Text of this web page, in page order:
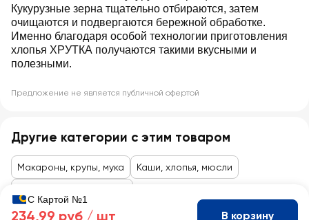
Кукурузные зерна тщательно отбираются, затем
очищаются и подвергаются бережной обработке.
Именно благодаря особой технологии приготовления
хлопья ХРУТКА получаются такими вкусными и
полезными.
Предложение не является публичной офертой
Другие категории с этим товаром
Макароны, крупы, мука Каши, хлопья, мюсли
С Картой №1
234,99 руб / шт В корзину